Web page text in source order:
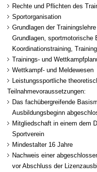
Rechte und Pflichten des
Sportorganisation
Grundlagen der
Grundlagen, sportmotorische
Koordinationstraining,
Trainings- und
Wettkampf- und Meldewesen
Leistungssportliche
Teilnahmevoraussetzungen:
Das fachübergreifende
Ausbildungsbeginn
Mitgliedschaft in einem dem
Sportverein
Mindestalter 16 Jahre
Nachweis einer
vor Abschluss der